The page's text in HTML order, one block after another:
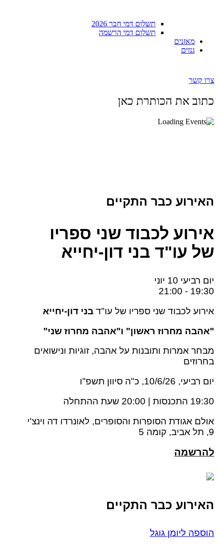
תשלום דמי חבר 2026
תשלום דמי הרשמה
מאזנים
גנזים
צרו קשר
כתוב את הכותרת כאן
האירוע כבר התקיים
אירוע לכבוד שני ספריו
של עו"ד בני דון-יחייא
יום רביעי 10 יוני
19:30 - 21:00
אירוע לכבוד שני ספריו של עו"ד בני דון-יחייא
"אהבה מחרוז ראשון" ו"אהבה מחרוז שני"
מבחר אמרות ותובנות על אהבה, זוגיות ונישואים
בחרוזים
יום רביעי, 10/6/26, כ"ה סיוון תשפ"ו
19:30 התכנסות | 20:00 שעת ההתחלה
אולם אגודת הסופרות והסופרים, לאונרדו דה וינצ'י
9, תל אביב, קומה 5
להרשמה
האירוע כבר התקיים
הוספה ליומן גוגל